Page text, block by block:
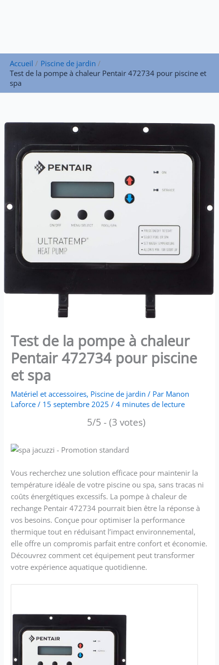
Accueil
Piscine de jardin
Test de la pompe à chaleur Pentair 472734 pour piscine et
spa
Test de la pompe à chaleur
Pentair 472734 pour piscine
et spa
Matériel et accessoires, Piscine de jardin / Par Manon
Laforce/ 15 septembre 2025/4 minutes de lecture
5/5 - (3 votes)
Vous recherchez une solution efficace pour maintenir la
température idéale de votre piscine ou spa, sans tracas ni
coûts énergétiques excessifs. La pompe à chaleur de
rechange Pentair 472734 pourrait bien être la réponse à
vos besoins. Conçue pour optimiser la performance
thermique tout en réduisant l’impact environnemental,
elle offre un compromis parfait entre confort et économie.
Découvrez comment cet équipement peut transformer
votre expérience aquatique quotidienne.